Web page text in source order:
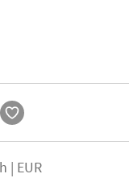
| EUR